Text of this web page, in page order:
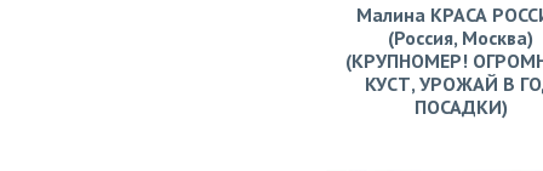
Малина КРАСА
(Россия, Москва)
(КРУПНОМЕР!
КУСТ, УРОЖАЙ В
ПОСАДКИ)